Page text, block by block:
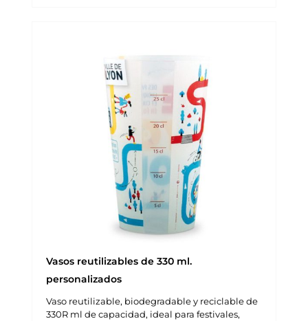
Vasos reutilizables de 330 ml.
personalizados
Vaso reutilizable, biodegradable y reciclable de
330R ml de capacidad, ideal para festivales,